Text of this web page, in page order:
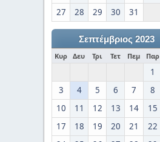
27
28 29 30 31
Σεπτέμβριος 2023
Κυρ Δευ Τρι Τετ Πεμ Παρ
1
3
4 5 6 7 8
10
11 12 13 14 15
17
18 19 20 21 22